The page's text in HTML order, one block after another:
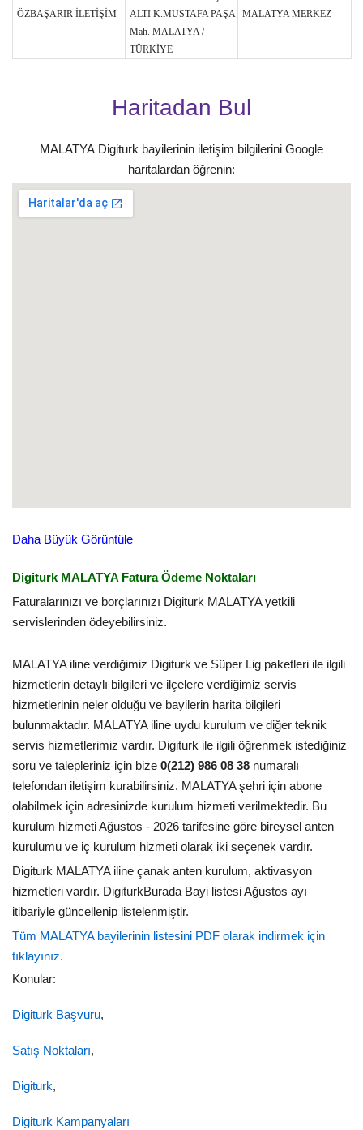
ÖZBAŞARIR İLETİŞİM
ALTI K.MUSTAFA PAŞA
Mah. MALATYA /
TÜRKİYE
MALATYA MERKEZ
Haritadan Bul
MALATYA Digiturk bayilerinin iletişim bilgilerini Google
haritalardan öğrenin:
Daha Büyük Görüntüle
Digiturk MALATYA Fatura Ödeme Noktaları
Faturalarınızı ve borçlarınızı Digiturk MALATYA yetkili
servislerinden ödeyebilirsiniz.
MALATYA iline verdiğimiz Digiturk ve Süper Lig paketleri ile ilgili
hizmetlerin detaylı bilgileri ve ilçelere verdiğimiz servis
hizmetlerinin neler olduğu ve bayilerin harita bilgileri
bulunmaktadır. MALATYA iline uydu kurulum ve diğer teknik
servis hizmetlerimiz vardır. Digiturk ile ilgili öğrenmek istediğiniz
soru ve talepleriniz için bize 0(212) 986 08 38 numaralı
telefondan iletişim kurabilirsiniz. MALATYA şehri için abone
olabilmek için adresinizde kurulum hizmeti verilmektedir. Bu
kurulum hizmeti Ağustos - 2026 tarifesine göre bireysel anten
kurulumu ve iç kurulum hizmeti olarak iki seçenek vardır.
Digiturk MALATYA iline çanak anten kurulum, aktivasyon
hizmetleri vardır. DigiturkBurada Bayi listesi Ağustos ayı
itibariyle güncellenip listelenmiştir.
Tüm MALATYA bayilerinin listesini PDF olarak indirmek için
tıklayınız.
Konular:
Digiturk Başvuru,
Satış Noktaları,
Digiturk,
Digiturk Kampanyaları